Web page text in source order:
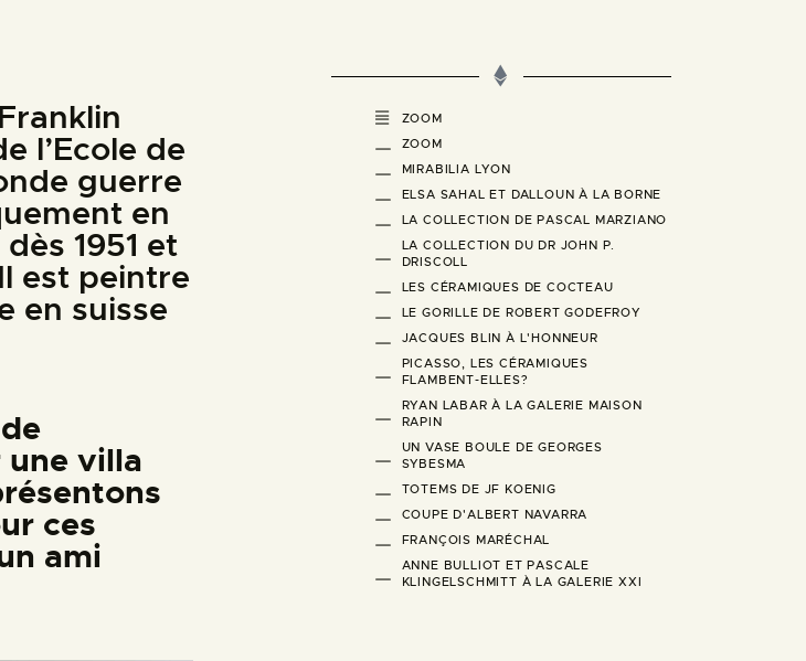
l’Ecole de
guerre
en
1951 et
est peintre
en suisse
villa
ces
ami
ZOOM
ZOOM
MIRABILIA LYON
ELSA SAHAL ET DALLOUN À LA BORNE
LA COLLECTION DE PASCAL MARZIANO
LA COLLECTION DU DR JOHN P.
DRISCOLL
LES CÉRAMIQUES DE COCTEAU
LE GORILLE DE ROBERT GODEFROY
JACQUES BLIN À L'HONNEUR
PICASSO, LES CÉRAMIQUES
FLAMBENT-ELLES?
RYAN LABAR À LA GALERIE MAISON
RAPIN
UN VASE BOULE DE GEORGES
SYBESMA
TOTEMS DE JF KOENIG
COUPE D'ALBERT NAVARRA
FRANÇOIS MARÉCHAL
ANNE BULLIOT ET PASCALE
KLINGELSCHMITT À LA GALERIE XXI